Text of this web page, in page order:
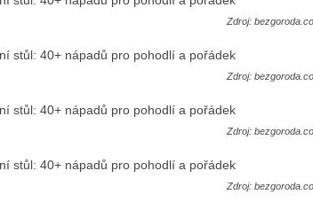
Zdroj:
Zdroj:
Zdroj:
Zdroj: